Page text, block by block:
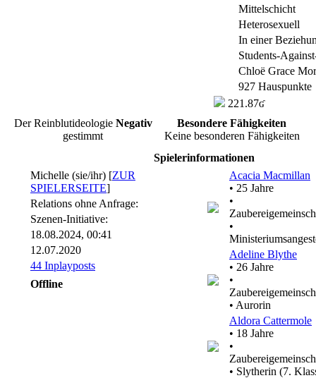
Mittelschicht
Heterosexuell
In einer
Students-
Chloë Grace
927 Hauspunkte
221.87ʛ
Der Reinblutideologie Negativ
gestimmt
Besondere Fähigkeiten
Keine besonderen Fähigkeiten
Spielerinformationen
Michelle (sie/ihr) [ZUR
SPIELERSEITE]
Relations ohne Anfrage:
Szenen-Initiative:
18.08.2024, 00:41
12.07.2020
44 Inplayposts
Offline
Acacia Macmillan
• 25 Jahre
•
•
Adeline Blythe
• 26 Jahre
•
• Aurorin
Aldora Cattermole
• 18 Jahre
•
• Slytherin (7.